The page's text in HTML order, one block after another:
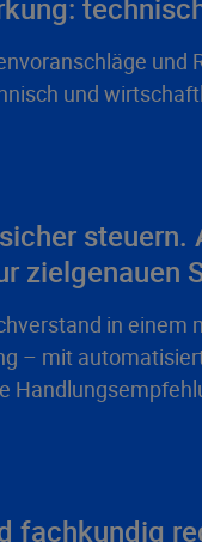
und
zielgenauen
in
– mit
fachkundig